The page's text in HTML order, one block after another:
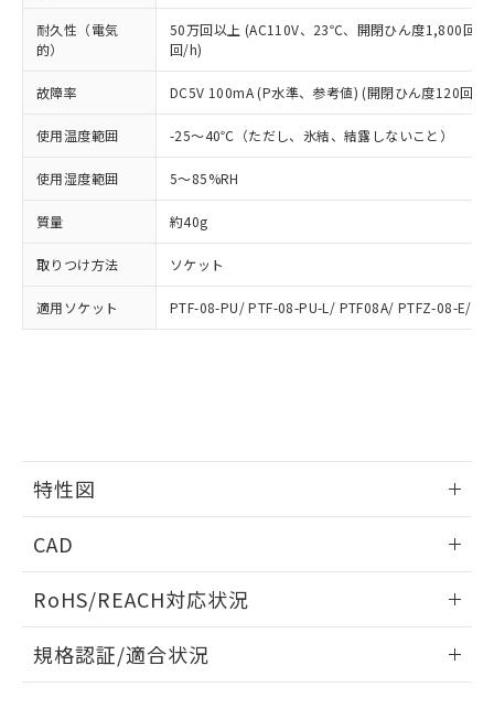
耐久性（電気
的）
50万回以上 (AC110V、23℃、開閉ひん度1,800回/
回/h)
故障率 DC5V 100mA (P水準、参考値) (開閉ひん度120回/
使用温度範囲 -25～40℃（ただし、氷結、結露しないこと）
使用湿度範囲 5～85%RH
質量 約40g
取りつけ方法 ソケット
適用ソケット PTF-08-PU/ PTF-08-PU-L/ PTF08A/ PTFZ-08-E/
特性図
開閉容量
CAD
ドすることができます。
ログイン/会員登録
RoHS/REACH対応状況
EU RoHS 注意事項・凡例
規格認証/適合状況
ご相談ください。
オムロン制御機器販売店や当社販売拠
点は「販売ネットワーク
」をご確認
ください。
在庫状況および標準価格結果を当社の
事前の承諾なく第三者に漏洩または開
示しないようお願いします。
マイパーツ機能（部品リスト作成サー
ビス）をご利用いただくには、I-Web
メンバーズにご登録されている必要が
あります。
お客様が当ウェブサイト上で当社にご
登録された部品リストについて、当社
および当社の共同利用者が、当社の製
用者の範囲」に記載されている法人を
但し、RoHS指令で産業用監視および制御機器に対する
適用除外項目は除く。
フタル酸エステル類の４物質については閾値を超える意
図的な使用がないことを確認しています。
※2 対応予定月
部品在庫の切り替え状況などにより、予定
月が前後することがあります。
※3 非含有証明書ダウンロード
下記の非含有証明書をダウンロードするこ
ものではありません。
また、RoHS指令のフタル酸エステル類４
荷製品に未対応品が混在することから備考
欄に対応日を記載しておりました。
既に当社にて対応品への在庫切替を完了
り、2022年1月12日より割愛しておりま
す。
DEHP(フタル酸ビス(2-エチルヘキシル)) : 1000ppm
※2 環境保護使用期限
「ｅ」：有害物質（10物質）のすべてが基
準値以下であることを示します。
「10」：通常の使用状況下において有害物
質が外部に漏えいし、環境に深刻な影響を
及ぼさない年数を意味します。
「－」：未確認です。当社販売部門へお問
い合わせください。
当社は貴社製品を、核兵器、ミサイ
ル、化学兵器、生物兵器またはその他
武器並びにこれらの製造装置等に一切
使用いたしません。
当社は、貴社製品を第三者に販売する
場合は、上記1、2および3の内容を当
該第三者に通知します。また当社は、
販売先および販売に係わる関係者が違
法に輸出するおそれがある場合は、取
り引きをいたしません。
－
在庫なし(最新の在庫状況につ
いては、お客様のお取引先、ま
たはお客様担当のオムロン制御
機器販売店・当社販売員にご確
認ください)
空
受注生産機種、また在庫状況の
情報を公開していない機種